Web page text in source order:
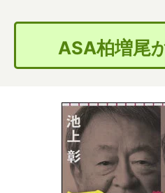
ASA柏増尾